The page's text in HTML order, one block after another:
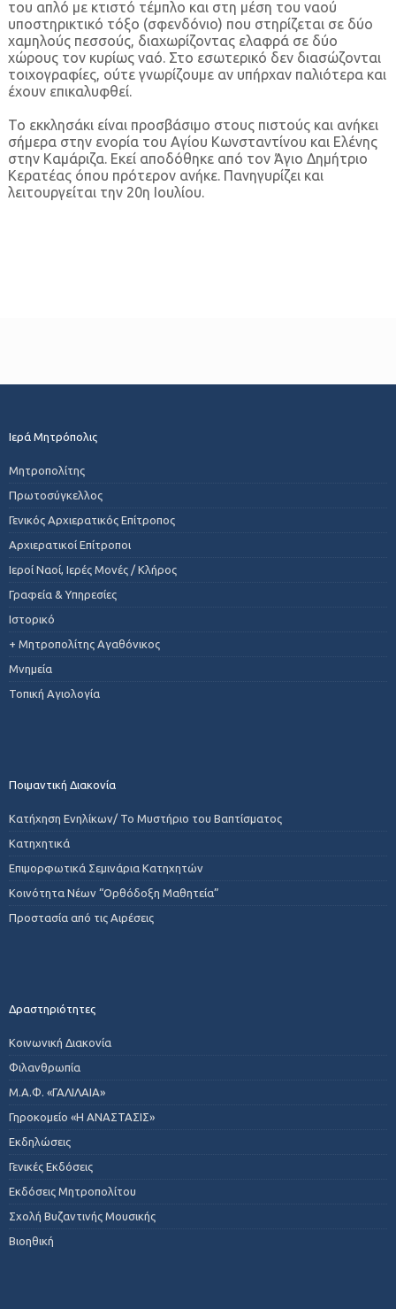
του απλό με κτιστό τέμπλο και στη μέση του ναού
υποστηρικτικό τόξο (σφενδόνιο) που στηρίζεται σε δύο
χαμηλούς πεσσούς, διαχωρίζοντας ελαφρά σε δύο
χώρους τον κυρίως ναό. Στο εσωτερικό δεν διασώζονται
τοιχογραφίες, ούτε γνωρίζουμε αν υπήρχαν παλιότερα και
έχουν επικαλυφθεί.
Το εκκλησάκι είναι προσβάσιμο στους πιστούς και ανήκει
σήμερα στην ενορία του Αγίου Κωνσταντίνου και Ελένης
στην Καμάριζα. Εκεί αποδόθηκε από τον Άγιο Δημήτριο
Κερατέας όπου πρότερον ανήκε. Πανηγυρίζει και
λειτουργείται την 20η Ιουλίου.
Ιερά Μητρόπολις
Μητροπολίτης
Πρωτοσύγκελλος
Γενικός Αρχιερατικός Επίτροπος
Αρχιερατικοί Επίτροποι
Ιεροί Ναοί, Ιερές Μονές / Κλήρος
Γραφεία & Υπηρεσίες
Ιστορικό
+ Μητροπολίτης Αγαθόνικος
Μνημεία
Τοπική Αγιολογία
Ποιμαντική Διακονία
Κατήχηση Ενηλίκων/ Το Μυστήριο του Βαπτίσματος
Κατηχητικά
Επιμορφωτικά Σεμινάρια Κατηχητών
Κοινότητα Νέων “Ορθόδοξη Μαθητεία”
Προστασία από τις Αιρέσεις
Δραστηριότητες
Κοινωνική Διακονία
Φιλανθρωπία
Μ.Α.Φ. «ΓΑΛΙΛΑΙΑ»
Γηροκομείο «Η ΑΝΑΣΤΑΣΙΣ»
Εκδηλώσεις
Γενικές Εκδόσεις
Εκδόσεις Μητροπολίτου
Σχολή Βυζαντινής Μουσικής
Βιοηθική